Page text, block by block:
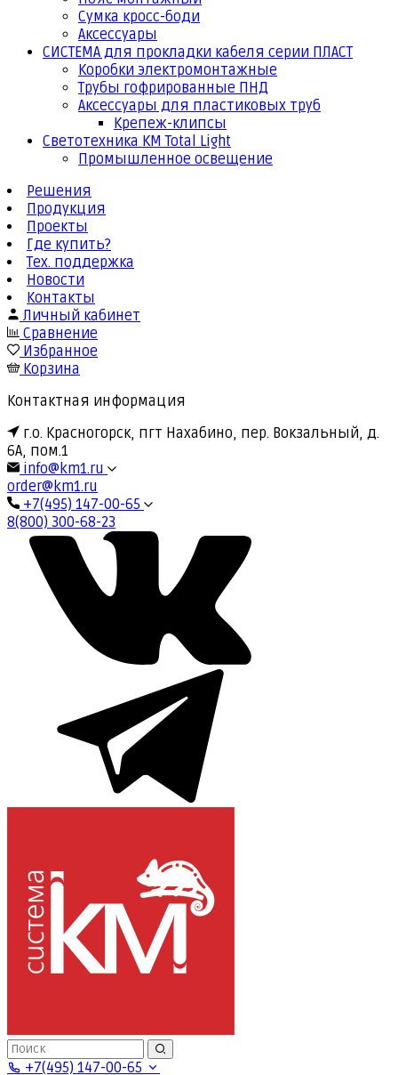
Сумка кросс-боди
Аксессуары
СИСТЕМА для прокладки кабеля серии ПЛАСТ
Коробки электромонтажные
Трубы гофрированные ПНД
Аксессуары для пластиковых труб
Крепеж-клипсы
Светотехника КМ Total Light
Промышленное освещение
Решения
Продукция
Проекты
Где купить?
Тех. поддержка
Новости
Контакты
Личный кабинет
Сравнение
Избранное
Корзина
Контактная информация
г.о. Красногорск, пгт Нахабино, пер. Вокзальный, д.
6А, пом.1
info@km1.ru
order@km1.ru
+7(495) 147-00-65
8(800) 300-68-23
+7(495) 147-00-65